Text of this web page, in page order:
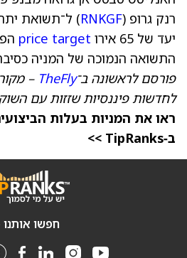
רנק גרופ (RNKGF) ל־תשואת
יעד של 65 אירו
price target
התשואה הנמוכה של המניה
פורסם לראשונה ב־TheFly
–
לחדשות פיננסיות שזזות עם
ראו את המניות בעלות
ב‑TipRanks >>
חפשו אותנו